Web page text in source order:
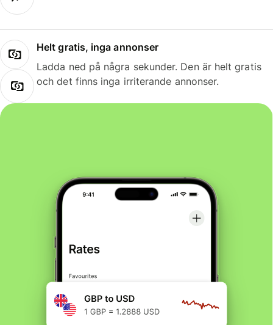
Helt gratis, inga annonser
Ladda ned på några sekunder. Den är helt gratis
och det finns inga irriterande annonser.